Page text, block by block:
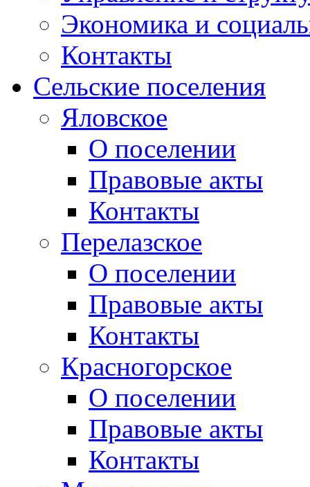
Экономика и
Контакты
Сельские поселения
Яловское
О поселении
Правовые акты
Контакты
Перелазское
О поселении
Правовые акты
Контакты
Красногорское
О поселении
Правовые акты
Контакты